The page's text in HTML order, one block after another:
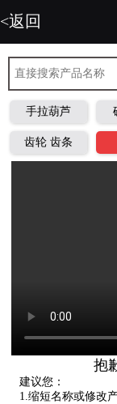
<返回
手拉葫芦
齿轮 齿条
抱
建议您：
1.缩短名称或修改